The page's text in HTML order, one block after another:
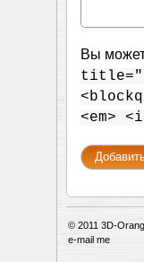
Вы
<em>
© 2011 3D-
e-mail me